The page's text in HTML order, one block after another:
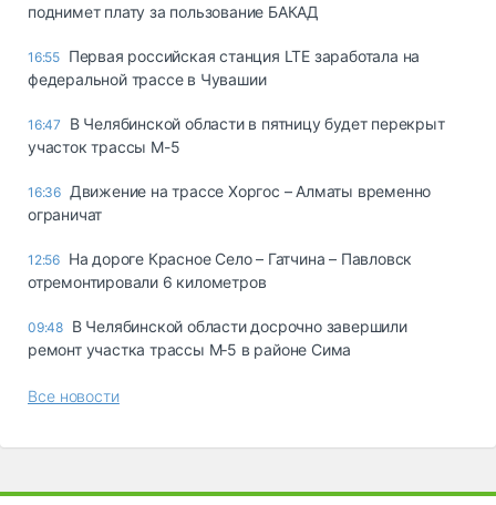
поднимет плату за пользование БАКАД
16:55 Первая российская станция LTE заработала на
федеральной трассе в Чувашии
16:47
В Челябинской области в пятницу будет перекрыт
участок трассы М-5
16:36 Движение на трассе Хоргос – Алматы временно
ограничат
12:56 На дороге Красное Село – Гатчина – Павловск
отремонтировали 6 километров
09:48 В Челябинской области досрочно завершили
ремонт участка трассы М‑5 в районе Сима
Все новости